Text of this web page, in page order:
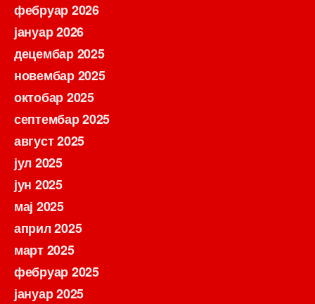
фебруар 2026
јануар 2026
децембар 2025
новембар 2025
октобар 2025
септембар 2025
август 2025
јул 2025
јун 2025
мај 2025
април 2025
март 2025
фебруар 2025
јануар 2025